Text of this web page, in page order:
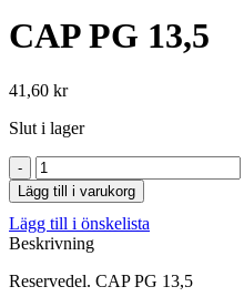
CAP PG 13,5
41,60 kr
Slut i lager
CAP
PG
13,5
mängd
Lägg till i varukorg
Lägg till i önskelista
Beskrivning
Reservedel. CAP PG 13,5